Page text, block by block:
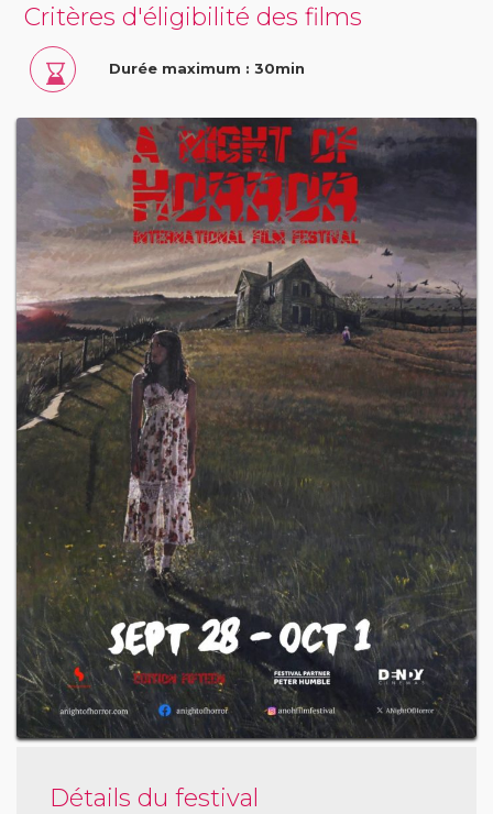
Détails du festival
Critères d'éligibilité des films
Durée maximum : 30min